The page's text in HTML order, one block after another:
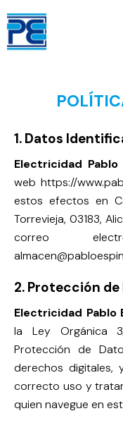
1. Datos
Electricidad Pablo
webhttps://
estos efectos en
Torrevieja, 03183,
correo
2. Protección de
Electricidad Pablo
la Ley Orgánica
Protección de
derechos digitales,
correcto uso y
quien navegue en